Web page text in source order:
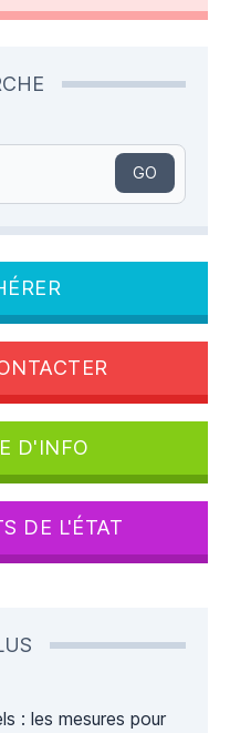
GO
D'INFO
DE L'ÉTAT
: les mesures pour